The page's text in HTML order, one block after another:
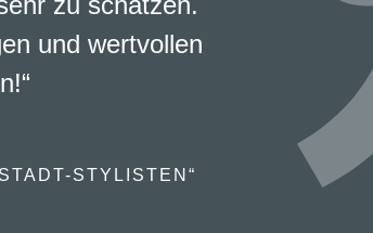
und wertvollen
STYLISTEN“